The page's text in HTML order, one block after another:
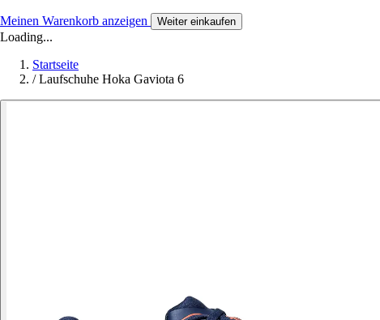
Meinen Warenkorb anzeigen Weiter einkaufen
Loading...
Startseite
/ Laufschuhe Hoka Gaviota 6